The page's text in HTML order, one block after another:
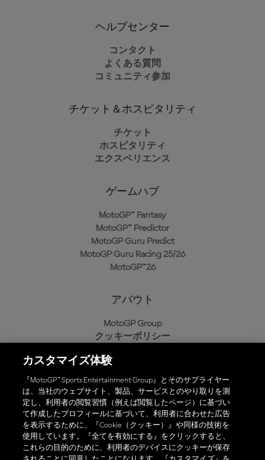
ヘルプセンター
コンタクト
よくある質問
コミュニティ参加
チケット＆ホスピタリティ
チケット
ホスピタリティ
エクスペリエンス
ゲームハブ
MotoGP™ Fantasy
MotoGP™ Predictor
MotoGP Guru Predict
MotoGP Guru Racing 25/26
MotoGP™26
アバウト
MotoGP Group
クッキーポリシー
プライバシーポリシー
購入ポリシー
オフィシャルアプリ
カスタマイズ体験
『MotoGP™ Sports Entertainment Group』とそのサプライヤー
は、当社のウェブサイト、製品、サービスとのやり取りを測
定し、利用者の閲覧習慣（例えば閲覧したページ）に基づい
て作成したプロフィールに基づいて、利用者に合わせた広告
を表示するために、『Cookie（クッキー）』や同様の技術を
使用しています。『全てを有効にする』をクリックすると、
これらの目的のために、利用者のデバイスにクッキーが保存